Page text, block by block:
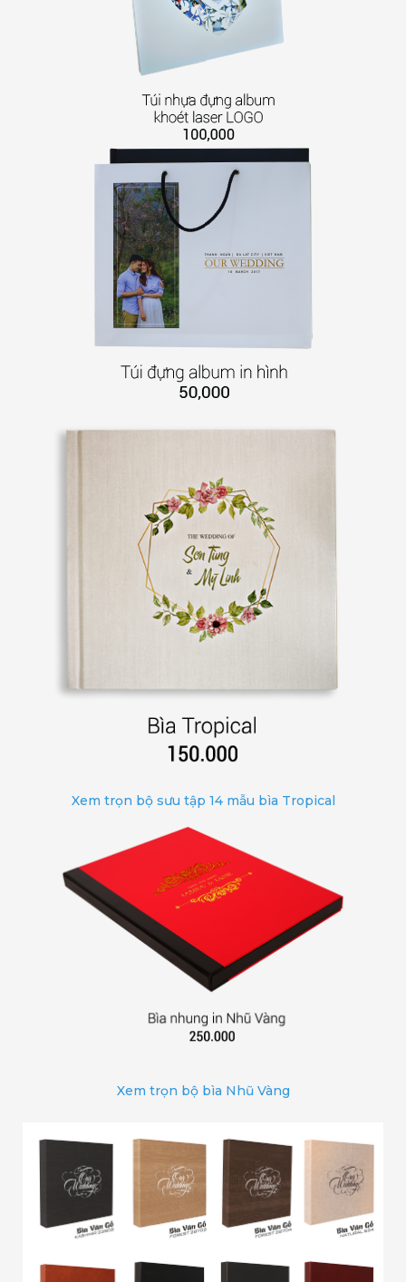
Xem trọn bộ sưu tập 14 mẫu bìa Tropical
Xem trọn bộ bìa Nhũ Vàng